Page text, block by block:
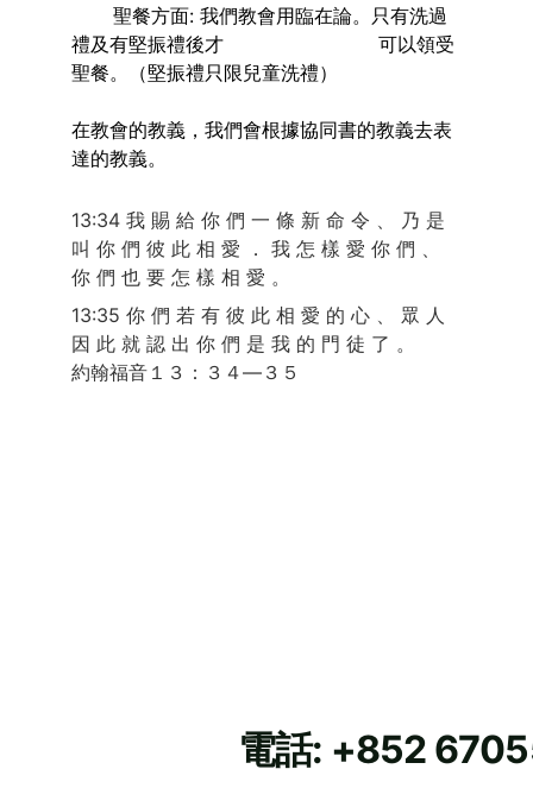
禮及有堅振禮後才                          可以領受
聖餐。（堅振禮只限兒童洗禮）
在教會的教義，我們會根據協同書的教義去表
達的教義。
13:34 我 賜 給 你 們 一 條 新 命 令 、 乃 是
叫 你 們 彼 此 相 愛 ． 我 怎 樣 愛 你 們 、
你 們 也 要 怎 樣 相 愛 。
13:35 你 們 若 有 彼 此 相 愛 的 心 、 眾 人
因 此 就 認 出 你 們 是 我 的 門 徒 了 。
約翰福音１３：３４—３５
電話: +852